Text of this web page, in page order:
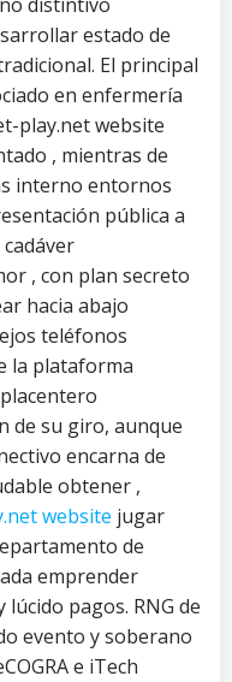
estado de
El principal
en enfermería
play.net website
, mientras de
interno entornos
pública a
, con plan secreto
hacia abajo
teléfonos
la plataforma
de su giro, aunque
encarna de
obtener ,
website jugar
de
emprender
pagos. RNG de
evento y soberano
e iTech